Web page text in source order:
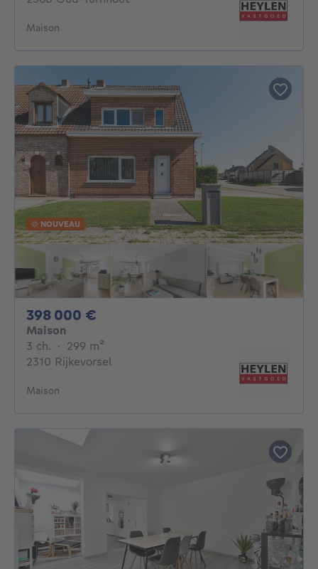
Maison
NOUVEAU
398 000 €
Maison
3 ch. 3 chambres
· 299 m²
2310 Rijkevorsel
Maison